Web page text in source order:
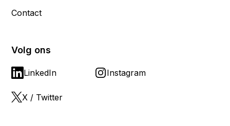
Contact
Volg ons
LinkedIn Instagram
X / Twitter